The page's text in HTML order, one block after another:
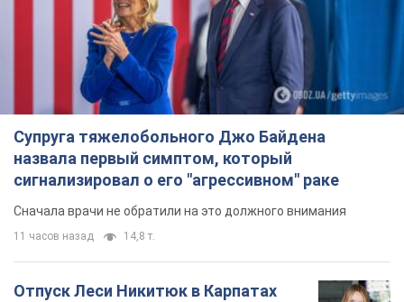
Супруга тяжелобольного Джо Байдена
назвала первый симптом, который
сигнализировал о его "агрессивном" раке
Сначала врачи не обратили на это должного внимания
11 часов назад 14,8 т.
Отпуск Леси Никитюк в Карпатах